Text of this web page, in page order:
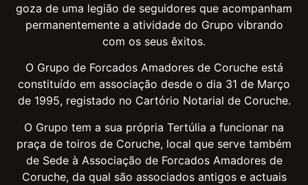
goza de uma legião de seguidores que acompanham
permanentemente a atividade do Grupo vibrando
com os seus êxitos.
O Grupo de Forcados Amadores de Coruche está
constituído em associação desde o dia 31 de Março
de 1995, registado no Cartório Notarial de Coruche.
O Grupo tem a sua própria Tertúlia a funcionar na
praça de toiros de Coruche, local que serve também
de Sede à Associação de Forcados Amadores de
Coruche, da qual são associados antigos e actuais